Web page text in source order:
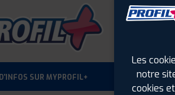
D'INFOS SUR MYPROFIL+
Les
notre
cookies